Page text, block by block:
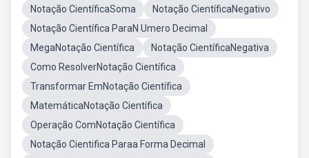
Notação CientíficaSoma
Notação CientíficaNegativo
Notação Científica ParaN Umero Decimal
MegaNotação Científica
Notação CientíficaNegativa
Como ResolverNotação Científica
Transformar EmNotação Científica
MatemáticaNotação Científica
Operação ComNotação Científica
Notação Cientifica Paraa Forma Decimal